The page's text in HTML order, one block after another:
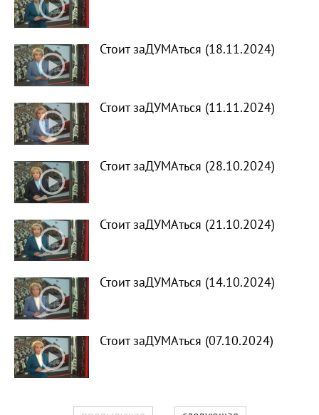
Стоит заДУМАться (18.11.2024)
Стоит заДУМАться (11.11.2024)
Стоит заДУМАться (28.10.2024)
Стоит заДУМАться (21.10.2024)
Стоит заДУМАться (14.10.2024)
Стоит заДУМАться (07.10.2024)